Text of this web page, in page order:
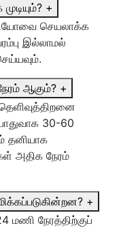
+
செயலாக்க
இல்லாமல்
ஆகும்? +
30-60
தனியாக
அதிக நேரம்
+
நேரத்திற்குப்